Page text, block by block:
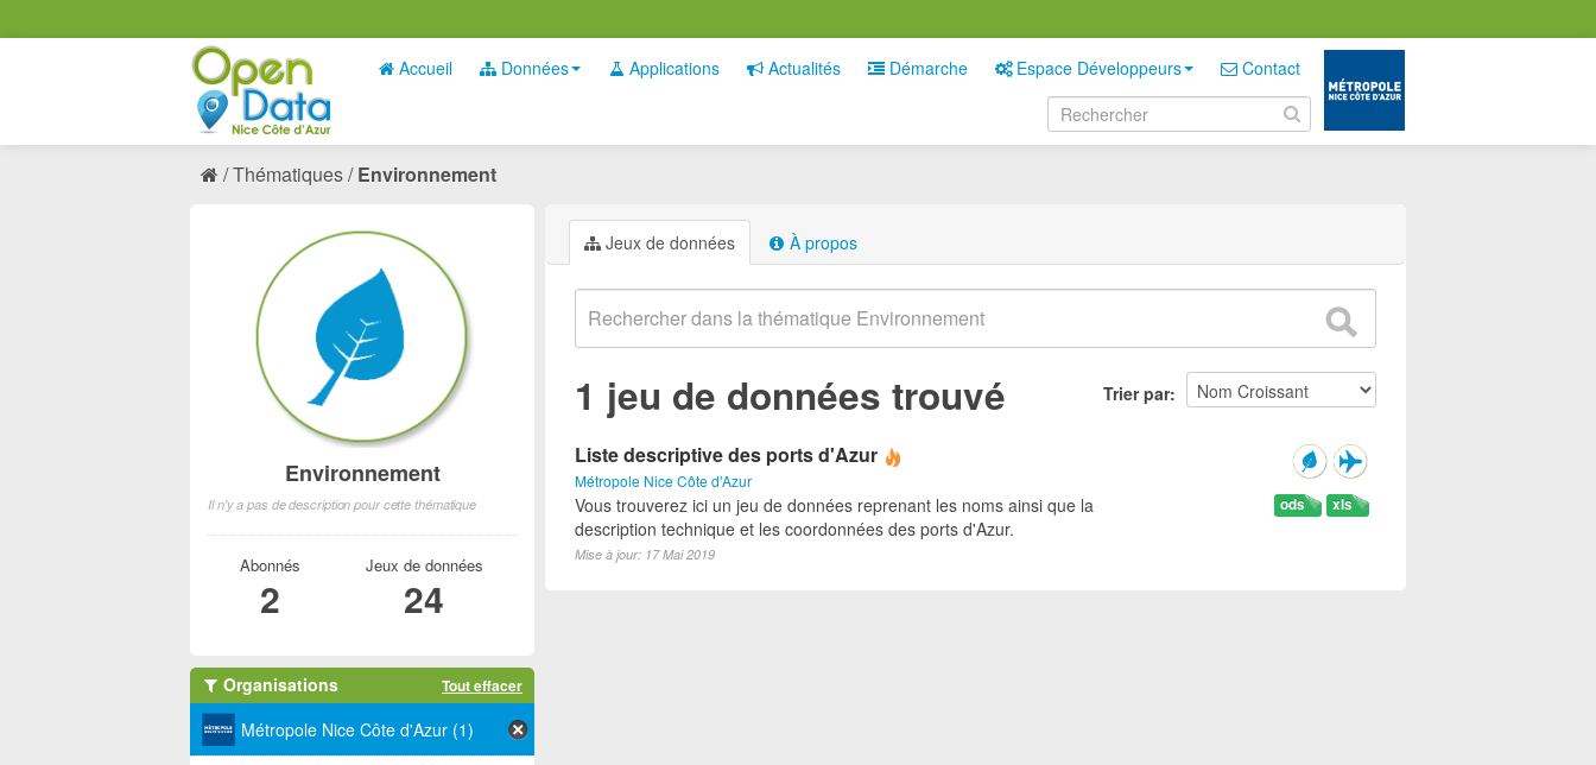
Accueil Données Applications Actualités Démarche Espace Développeurs Contact
Thématiques Environnement
Jeux de données À propos
Trier par
1 jeu de données trouvé
Liste descriptive des ports d'Azur
Métropole Nice Côte d'Azur
xls
ods
Vous trouverez ici un jeu de données reprenant les noms ainsi que la
description technique et les coordonnées des ports d'Azur.
Mise à jour: 17 Mai 2019
Environnement
Il n'y a pas de description pour cette thématique
Abonnés
2
Jeux de données
24
Organisations Tout effacer
Métropole Nice Côte d'Azur (1)